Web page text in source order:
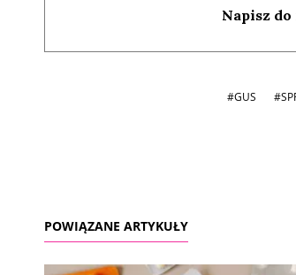
Napisz do
#GUS
POWIĄZANE ARTYKUŁY